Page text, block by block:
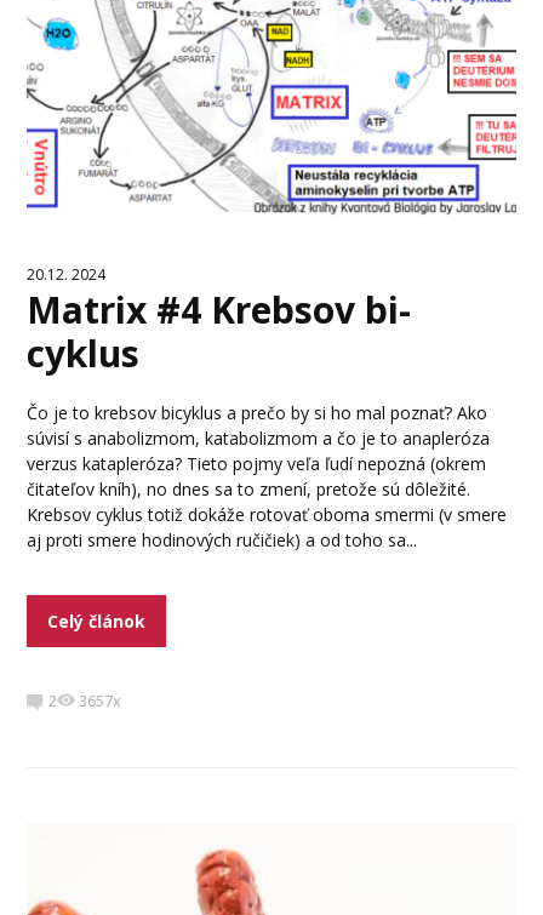
20.12. 2024
Matrix #4 Krebsov bi-
cyklus
Čo je to krebsov bicyklus a prečo by si ho mal poznať? Ako
súvisí s anabolizmom, katabolizmom a čo je to anapleróza
verzus katapleróza? Tieto pojmy veľa ľudí nepozná (okrem
čitateľov kníh), no dnes sa to zmení, pretože sú dôležité.
Krebsov cyklus totiž dokáže rotovať oboma smermi (v smere
aj proti smere hodinových ručičiek) a od toho sa...
Celý článok
2 3657x